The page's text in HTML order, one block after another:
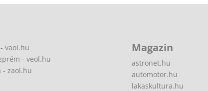
vaol.hu
- veol.hu
- zaol.hu
Magazin
astronet.hu
automotor.hu
lakaskultura.hu